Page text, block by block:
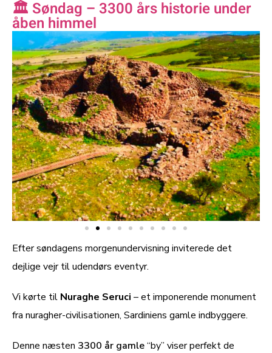
🏛️ Søndag – 3300 års historie under
åben himmel
Efter søndagens morgenundervisning inviterede det
dejlige vejr til udendørs eventyr.
Vi kørte til Nuraghe Seruci – et imponerende monument
fra nuragher-civilisationen, Sardiniens gamle indbyggere.
Denne næsten 3300 år gamle“by” viser perfekt de